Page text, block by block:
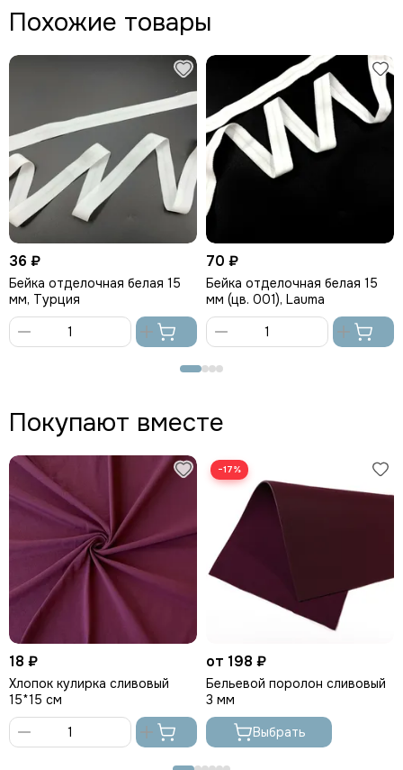
Похожие товары
36 ₽
Бейка отделочная белая 15
мм, Турция
корзину
70 ₽
Бейка отделочная белая 15
мм (цв. 001), Lauma
Покупают вместе
18 ₽
Хлопок кулирка сливовый
15*15 см
−17%
от 198 ₽
Бельевой поролон сливовый
3 мм
Выбрать